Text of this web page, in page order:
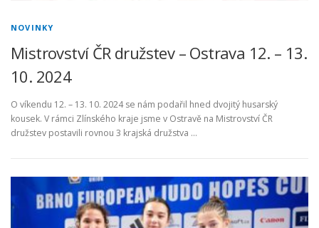
NOVINKY
Mistrovství ČR družstev – Ostrava 12. – 13.
10. 2024
O víkendu 12. – 13. 10. 2024 se nám podařil hned dvojitý husarský
kousek. V rámci Zlínského kraje jsme v Ostravě na Mistrovství ČR
družstev postavili rovnou 3 krajská družstva …